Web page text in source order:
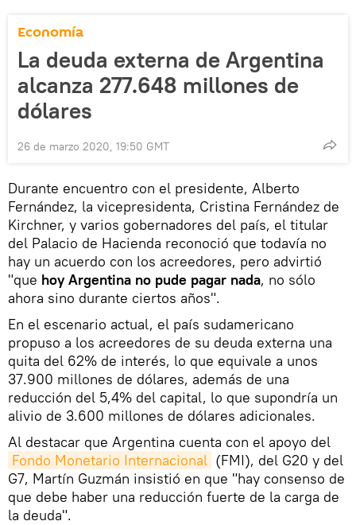
Economía
La deuda externa de Argentina
alcanza 277.648 millones de
dólares
26 de marzo 2020, 19:50 GMT
Durante encuentro con el presidente, Alberto
Fernández, la vicepresidenta, Cristina Fernández de
Kirchner, y varios gobernadores del país, el titular
del Palacio de Hacienda reconoció que todavía no
hay un acuerdo con los acreedores, pero advirtió
"que hoy Argentina no pude pagar nada, no sólo
ahora sino durante ciertos años".
En el escenario actual, el país sudamericano
propuso a los acreedores de su deuda externa una
quita del 62% de interés, lo que equivale a unos
37.900 millones de dólares, además de una
reducción del 5,4% del capital, lo que supondría un
alivio de 3.600 millones de dólares adicionales.
Al destacar que Argentina cuenta con el apoyo del
Fondo Monetario Internacional (FMI), del G20 y del
G7, Martín Guzmán insistió en que "hay consenso de
que debe haber una reducción fuerte de la carga de
la deuda".